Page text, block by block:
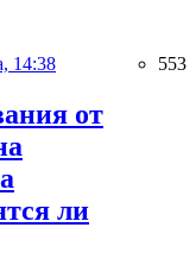
14:38 553
от
ли